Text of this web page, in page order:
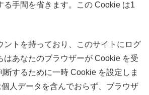
る手間を省きます。この Cookie は1
ントを持っており、このサイトにログ
はあなたのブラウザーが Cookie を受
断するために一時 Cookie を設定しま
人データを含んでおらず、ブラウザ